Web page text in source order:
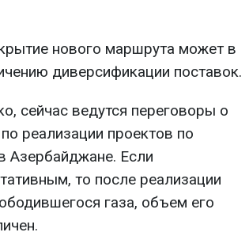
нового маршрута может в
диверсификации поставок.
сейчас ведутся переговоры о
реализации проектов по
Азербайджане. Если
то после реализации
газа, объем его